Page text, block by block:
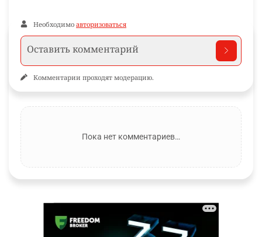
Необходимо авторизоваться
Комментарии проходят модерацию.
Пока нет комментариев…